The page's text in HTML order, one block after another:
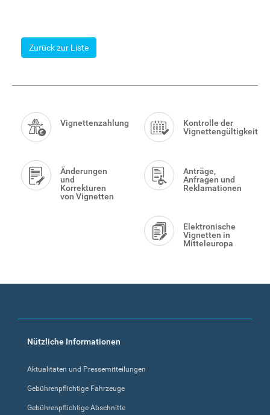
Zurück zur Liste
Menu
Vignettenzahlung
Kontrolle der
Vignettengültigkeit
Änderungen
und
Korrekturen
von Vignetten
Anträge,
Anfragen und
Reklamationen
Elektronische
Vignetten in
Mitteleuropa
Footer
Nützliche Informationen
Aktualitäten und Pressemitteilungen
Gebührenpflichtige Fahrzeuge
Gebührenpflichtige Abschnitte